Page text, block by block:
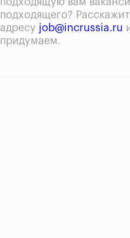
подходящего?
адресу job@incrussia.ru
придумаем.